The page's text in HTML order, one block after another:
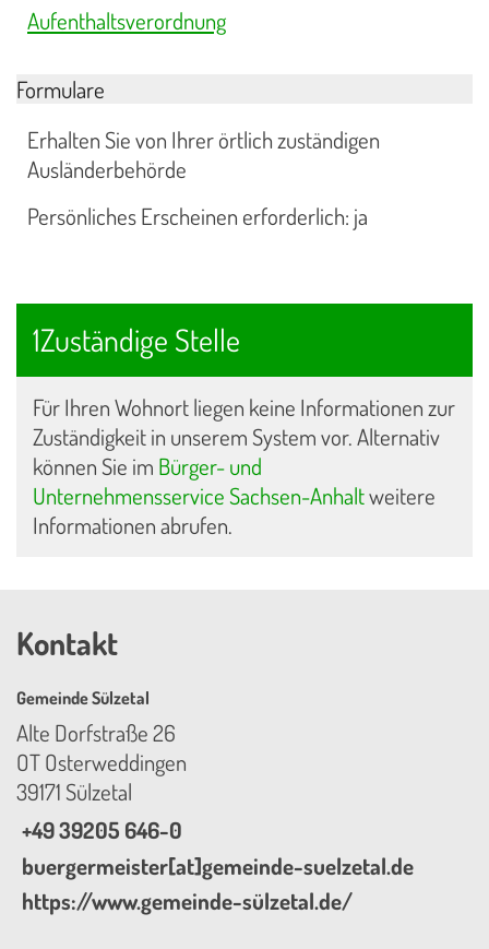
Aufenthaltsverordnung
Formulare
Erhalten Sie von Ihrer örtlich zuständigen
Ausländerbehörde
Persönliches Erscheinen erforderlich: ja
1Zuständige Stelle
Für Ihren Wohnort liegen keine Informationen zur
Zuständigkeit in unserem System vor. Alternativ
können Sie im Bürger- und
Unternehmensservice Sachsen-Anhaltweitere
Informationen abrufen.
Kontakt
Gemeinde Sülzetal
Alte Dorfstraße 26
OT Osterweddingen
39171 Sülzetal
+49 39205 646-0
buergermeister[at]gemeinde-suelzetal.de
https://www.gemeinde-sülzetal.de/